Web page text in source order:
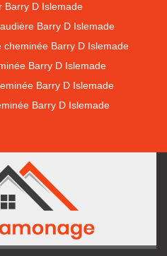
Barry D Islemade
Barry D Islemade
cheminée Barry D Islemade
Barry D Islemade
Barry D Islemade
Barry D Islemade